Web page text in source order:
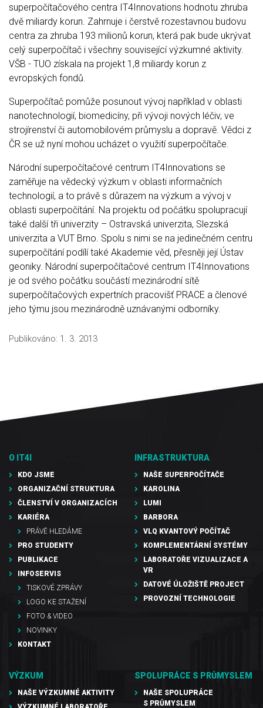
superpočítačového centra IT4Innovations hodnotu zhruba
dvě miliardy korun. Zahrnuje i čerstvě rozestavnou budovu
centra za zhruba 193 milionů korun, která pak bude ukrývat
celý superpočítač i všechny související výzkumné aktivity.
VŠB - TUO získala na projekt 1,8 miliardy korun z
evropských fondů.
Superpočítač pomůže posunout vývoj například v oblasti
nanotechnologií, biomedicíny, při vývoji nových léčiv, ve
strojírenství či automobilovém průmyslu a dopravě. Vědci z
ČR se už nyní mohou ucházet o využití superpočítače.
Národní superpočítačové centrum IT4Innovations se
zaměřuje na vědecký výzkum v oblasti informačních
technologií, a to právě s důrazem na výzkum a vývoj v
oblasti superpočítání. Na projektu od počátku spolupracují
také další tři univerzity – Ostravská univerzita, Slezská
univerzita a VUT Brno. Spolu s nimi se na jedinečném centru
superpočítání podílí také Akademie věd, přesněji její Ústav
geoniky. Národní superpočítačové centrum IT4Innovations
je od svého počátku součástí mezinárodní sítě
superpočítačových expertních pracovišť PRACE a členové
jeho týmu jsou mezinárodně uznávanými odborníky.
Publikováno: 1. 3. 2013
O IT4I
KDO JSME
ORGANIZAČNÍ STRUKTURA
ČLENSTVÍ V ORGANIZACÍCH
KARIÉRA
PRÁVĚ HLEDÁME
PRO STUDENTY
PUBLIKACE
INFOSERVIS
TISKOVÉ ZPRÁVY
LOGO KE STAŽENÍ
FOTO & VIDEO
NOVINKY
KONTAKT
INFRASTRUKTURA
NAŠE SUPERPOČÍTAČE
KAROLINA
LUMI
BARBORA
VLQ KVANTOVÝ POČÍTAČ
KOMPLEMENTÁRNÍ SYSTÉMY
LABORATOŘE VIZUALIZACE A
VR
DATOVÉ ÚLOŽIŠTĚ PROJECT
PROVOZNÍ TECHNOLOGIE
VÝZKUM
NAŠE VÝZKUMNÉ AKTIVITY
SPOLUPRÁCE S PRŮMYSLEM
NAŠE SPOLUPRÁCE
S PRŮMYSLEM